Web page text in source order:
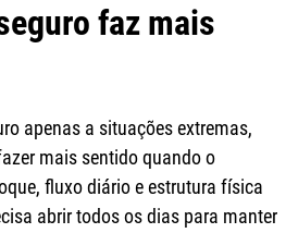
faz mais
apenas a situações extremas,
mais sentido quando o
fluxo diário e estrutura física
abrir todos os dias para manter